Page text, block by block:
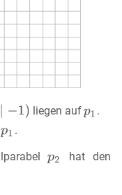
liegen auf
.
.
hat den